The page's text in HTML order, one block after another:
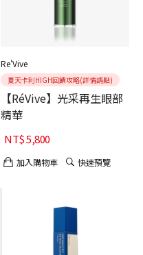
Re'Vive
夏天卡利HIGH回饋攻略(詳情請點)
【RéVive】光采再生眼部
精華
NT$5,800
加入購物車 快速預覽